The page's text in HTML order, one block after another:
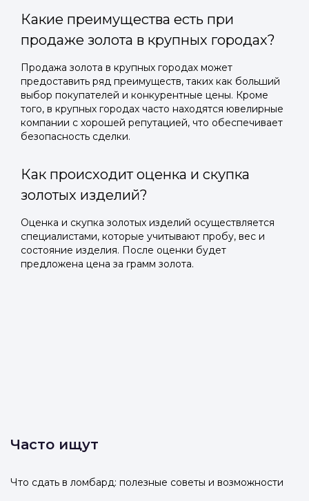
Какие преимущества есть при
продаже золота в крупных городах?
Продажа золота в крупных городах может
предоставить ряд преимуществ, таких как больший
выбор покупателей и конкурентные цены. Кроме
того, в крупных городах часто находятся ювелирные
компании с хорошей репутацией, что обеспечивает
безопасность сделки.
Как происходит оценка и скупка
золотых изделий?
Оценка и скупка золотых изделий осуществляется
специалистами, которые учитывают пробу, вес и
состояние изделия. После оценки будет
предложена цена за грамм золота.
Часто ищут
Что сдать в ломбард: полезные советы и возможности